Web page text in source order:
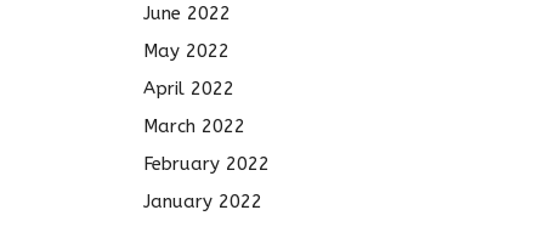
June 2022
May 2022
April 2022
March 2022
February 2022
January 2022